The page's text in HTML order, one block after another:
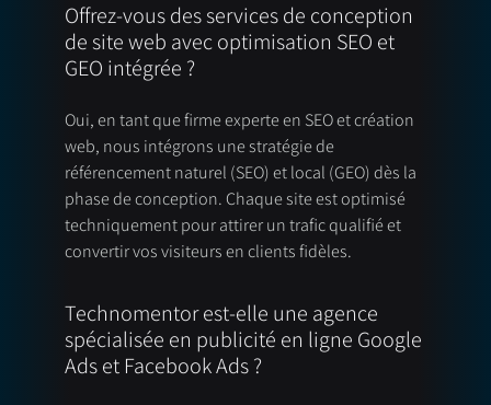
Offrez-vous des services de conception
de site web avec optimisation SEO et
GEO intégrée ?
Oui, en tant que firme experte en SEO et création
web, nous intégrons une stratégie de
référencement naturel (SEO) et local (GEO) dès la
phase de conception. Chaque site est optimisé
techniquement pour attirer un trafic qualifié et
convertir vos visiteurs en clients fidèles.
Technomentor est-elle une agence
spécialisée en publicité en ligne Google
Ads et Facebook Ads ?